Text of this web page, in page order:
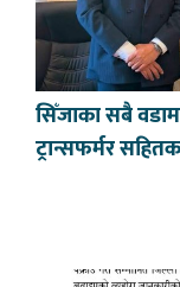
सिँजाका सबै वडामा
ट्रान्सफर्मर